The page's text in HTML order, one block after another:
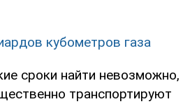
кубометров газа
сроки найти невозможно,
транспортируют